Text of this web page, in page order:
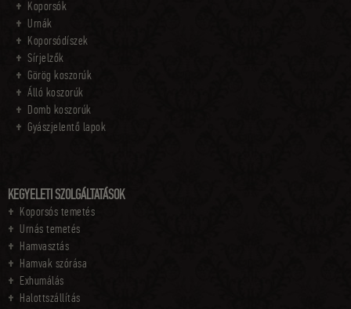
Koporsók
Urnák
Koporsódíszek
Sírjelzők
Görög koszorúk
Álló koszorúk
Domb koszorúk
Gyászjelentő lapok
KEGYELETI SZOLGÁLTATÁSOK
Koporsós temetés
Urnás temetés
Hamvasztás
Hamvak szórása
Exhumálás
Halottszállítás